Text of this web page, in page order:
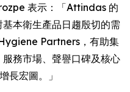
表示：「Attindas 的
本衛生產品日趨殷切的需
Partners，有助集
務市場、聲譽口碑及核心
長宏圖。」